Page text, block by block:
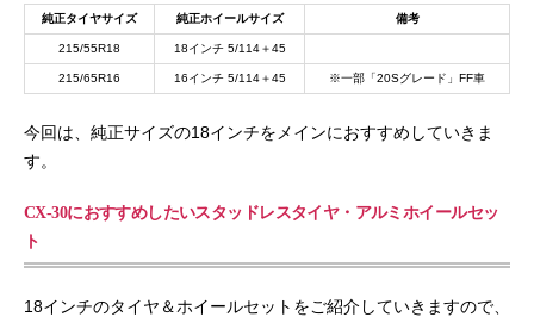
純正タイヤサイズ 純正ホイールサイズ 備考
215/55R18 18インチ 5/114＋45
215/65R16 16インチ 5/114＋45 ※一部「20Sグレード」FF車
今回は、純正サイズの18インチをメインにおすすめしていきま
す。
CX-30におすすめしたいスタッドレスタイヤ・アルミホイールセッ
ト
18インチのタイヤ＆ホイールセットをご紹介していきますので、